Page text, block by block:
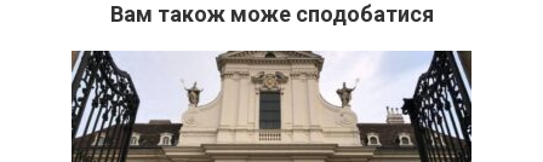
Вам також може сподобатися